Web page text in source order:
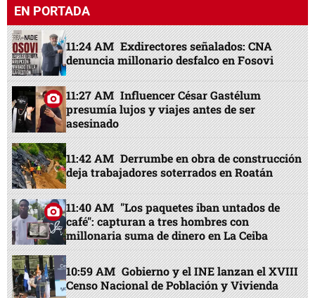
EN PORTADA
11:24 AM Exdirectores señalados: CNA
denuncia millonario desfalco en Fosovi
11:27 AM Influencer César Gastélum
presumía lujos y viajes antes de ser
asesinado
11:42 AM Derrumbe en obra de construcción
deja trabajadores soterrados en Roatán
11:40 AM "Los paquetes iban untados de
café": capturan a tres hombres con
millonaria suma de dinero en La Ceiba
10:59 AM Gobierno y el INE lanzan el XVIII
Censo Nacional de Población y Vivienda